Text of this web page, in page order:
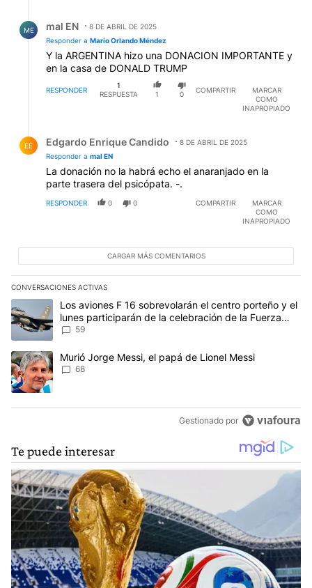
ME mal EN
8 DE ABRIL DE 2025
Responder a Mario Orlando Méndez
Y la ARGENTINA hizo una DONACION IMPORTANTE y
en la casa de DONALD TRUMP
RESPONDER
1
RESPUESTA
1 0
COMPARTIR
MARCAR
COMO
INAPROPIADO
EE Edgardo Enrique Candido
8 DE ABRIL DE 2025
Responder a mal EN
La donación no la habrá echo el anaranjado en la
parte trasera del psicópata. -.
RESPONDER 0 0 COMPARTIR
MARCAR
COMO
INAPROPIADO
CARGAR MÁS COMENTARIOS
CONVERSACIONES ACTIVAS
Este listado muestra los artículos con más comentarios en los
Un artículo de tendencia con el título "Los aviones F 16
Los aviones F 16 sobrevolarán el centro porteño y el
lunes participarán de la celebración de la Fuerza
Aérea
59
Un artículo de tendencia con el título "Murió Jorge Messi, el
Murió Jorge Messi, el papá de Lionel Messi
68
Gestionado por